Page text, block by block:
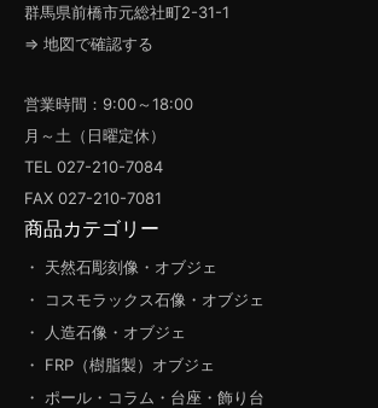
群馬県前橋市元総社町2-31-1
⇒ 地図で確認する
営業時間：9:00～18:00
月～土（日曜定休）
TEL 027-210-7084
FAX 027-210-7081
商品カテゴリー
・ 天然石彫刻像・オブジェ
・ コスモラックス石像・オブジェ
・ 人造石像・オブジェ
・ FRP（樹脂製）オブジェ
・ ポール・コラム・台座・飾り台